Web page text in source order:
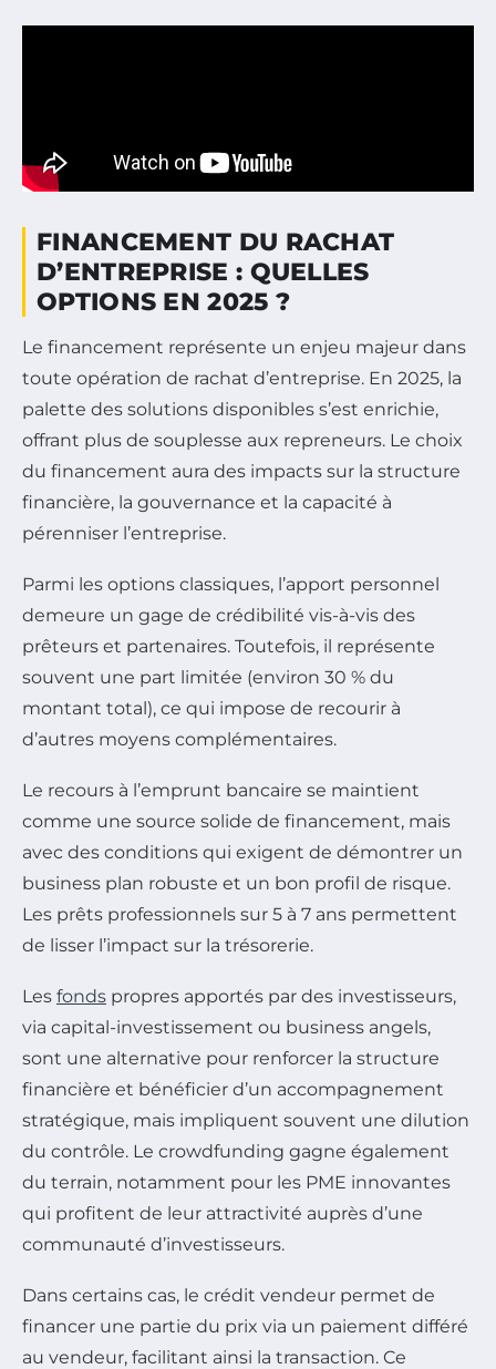
FINANCEMENT DU RACHAT
D’ENTREPRISE : QUELLES
OPTIONS EN 2025 ?
Le financement représente un enjeu majeur dans
toute opération de rachat d’entreprise. En 2025, la
palette des solutions disponibles s’est enrichie,
offrant plus de souplesse aux repreneurs. Le choix
du financement aura des impacts sur la structure
financière, la gouvernance et la capacité à
pérenniser l’entreprise.
Parmi les options classiques, l’apport personnel
demeure un gage de crédibilité vis-à-vis des
prêteurs et partenaires. Toutefois, il représente
souvent une part limitée (environ 30 % du
montant total), ce qui impose de recourir à
d’autres moyens complémentaires.
Le recours à l’emprunt bancaire se maintient
comme une source solide de financement, mais
avec des conditions qui exigent de démontrer un
business plan robuste et un bon profil de risque.
Les prêts professionnels sur 5 à 7 ans permettent
de lisser l’impact sur la trésorerie.
Les fonds propres apportés par des investisseurs,
via capital-investissement ou business angels,
sont une alternative pour renforcer la structure
financière et bénéficier d’un accompagnement
stratégique, mais impliquent souvent une dilution
du contrôle. Le crowdfunding gagne également
du terrain, notamment pour les PME innovantes
qui profitent de leur attractivité auprès d’une
communauté d’investisseurs.
Dans certains cas, le crédit vendeur permet de
financer une partie du prix via un paiement différé
au vendeur, facilitant ainsi la transaction. Ce